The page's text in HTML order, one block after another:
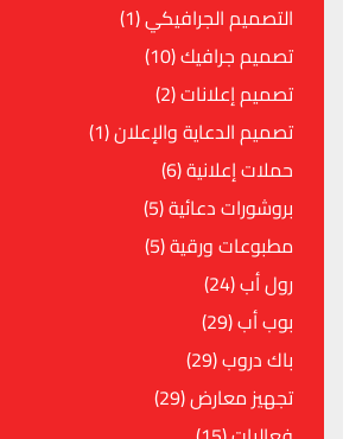
التصميم الجرافيكي (1)
تصميم جرافيك (10)
تصميم إعلانات (2)
تصميم الدعاية والإعلان (1)
حملات إعلانية (6)
بروشورات دعائية (5)
مطبوعات ورقية (5)
رول أب (24)
بوب أب (29)
باك دروب (29)
تجهيز معارض (29)